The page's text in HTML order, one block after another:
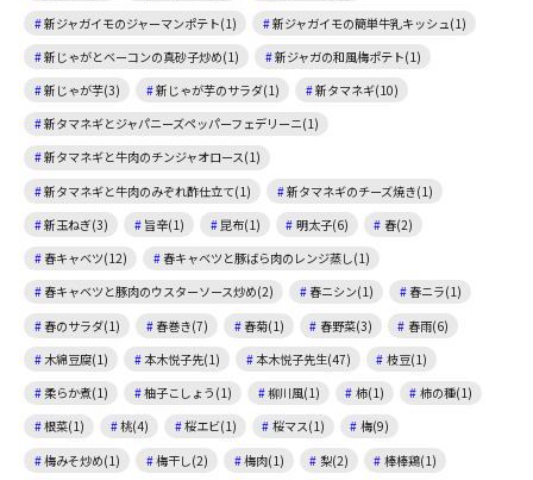
新ジャガイモのジャーマンポテト(1)
新ジャガイモの簡単牛乳キッシュ(1)
新じゃがとベーコンの真砂子炒め(1)
新ジャガの和風梅ポテト(1)
新じゃが芋(3)
新じゃが芋のサラダ(1)
新タマネギ(10)
新タマネギとジャパニーズペッパーフェデリーニ(1)
新タマネギと牛肉のチンジャオロース(1)
新タマネギと牛肉のみぞれ酢仕立て(1)
新タマネギのチーズ焼き(1)
新玉ねぎ(3)
旨辛(1) 昆布(1) 明太子(6)
春(2)
春キャベツ(12)
春キャベツと豚ばら肉のレンジ蒸し(1)
春キャベツと豚肉のウスターソース炒め(2)
春ニシン(1)
春ニラ(1)
春のサラダ(1)
春巻き(7) 春菊(1) 春野菜(3)
春雨(6)
木綿豆腐(1)
本木悦子先(1) 本木悦子先生(47)
枝豆(1)
柔らか煮(1)
柚子こしょう(1) 柳川風(1) 柿(1)
柿の種(1)
根菜(1)
桃(4) 桜エビ(1) 桜マス(1)
梅(9)
梅みそ炒め(1)
梅干し(2) 梅肉(1) 梨(2) 棒棒鶏(1)